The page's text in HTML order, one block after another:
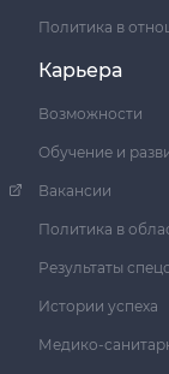
Политика в
Карьера
Возможности
Обучение и
Вакансии
Политика в
Результаты
Истории успеха
Медико-